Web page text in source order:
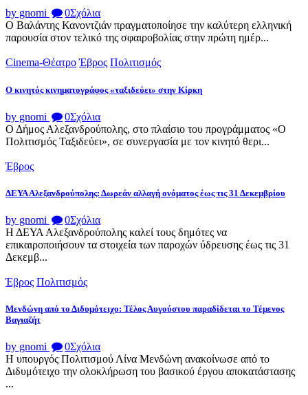
by gnomi 0Σχόλια
Ο Βαλάντης Κανοντζιάν πραγματοποίησε την καλύτερη ελληνική
παρουσία στον τελικό της σφαιροβολίας στην πρώτη ημέρ...
Cinema-Θέατρο Έβρος Πολιτισμός
Ο κινητός κινηματογράφος «ταξιδεύει» στην Κίρκη
by gnomi 0Σχόλια
Ο Δήμος Αλεξανδρούπολης, στο πλαίσιο του προγράμματος «Ο
Πολιτισμός Ταξιδεύει», σε συνεργασία με τον κινητό θερι...
Έβρος
ΔΕΥΑ Αλεξανδρούπολης: Δωρεάν αλλαγή ονόματος έως τις 31 Δεκεμβρίου
by gnomi 0Σχόλια
Η ΔΕΥΑ Αλεξανδρούπολης καλεί τους δημότες να
επικαιροποιήσουν τα στοιχεία των παροχών ύδρευσης έως τις 31
Δεκεμβ...
Έβρος Πολιτισμός
Μενδώνη από το Διδυμότειχο: Τέλος Αυγούστου παραδίδεται το Τέμενος
Βαγιαζήτ
by gnomi 0Σχόλια
Η υπουργός Πολιτισμού Λίνα Μενδώνη ανακοίνωσε από το
Διδυμότειχο την ολοκλήρωση του βασικού έργου αποκατάστασης
...